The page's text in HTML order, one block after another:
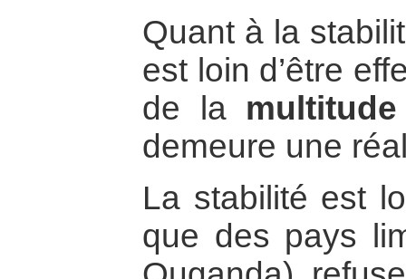
Quant à la
est loin d’être
de la
demeure une
La stabilité est
que des pays